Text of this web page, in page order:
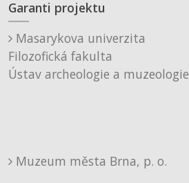
Garanti projektu
Masarykova univerzita
Filozofická fakulta
Ústav archeologie a muzeologie
Muzeum města Brna, p. o.